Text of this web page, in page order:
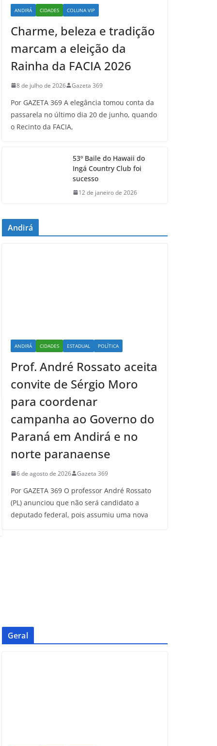
ANDIRÁ CIDADES COLUNA VIP
Charme, beleza e tradição
marcam a eleição da
Rainha da FACIA 2026
8 de julho de 2026 Gazeta 369
Por GAZETA 369 A elegância tomou conta da
passarela no último dia 20 de junho, quando
o Recinto da FACIA,
53º Baile do Hawaii do
Ingá Country Club foi
sucesso
12 de janeiro de 2026
Andirá
ANDIRÁ CIDADES ESTADUAL POLÍTICA
Prof. André Rossato aceita
convite de Sérgio Moro
para coordenar
campanha ao Governo do
Paraná em Andirá e no
norte paranaense
6 de agosto de 2026 Gazeta 369
Por GAZETA 369 O professor André Rossato
(PL) anunciou que não será candidato a
deputado federal, pois assumiu uma nova
Geral